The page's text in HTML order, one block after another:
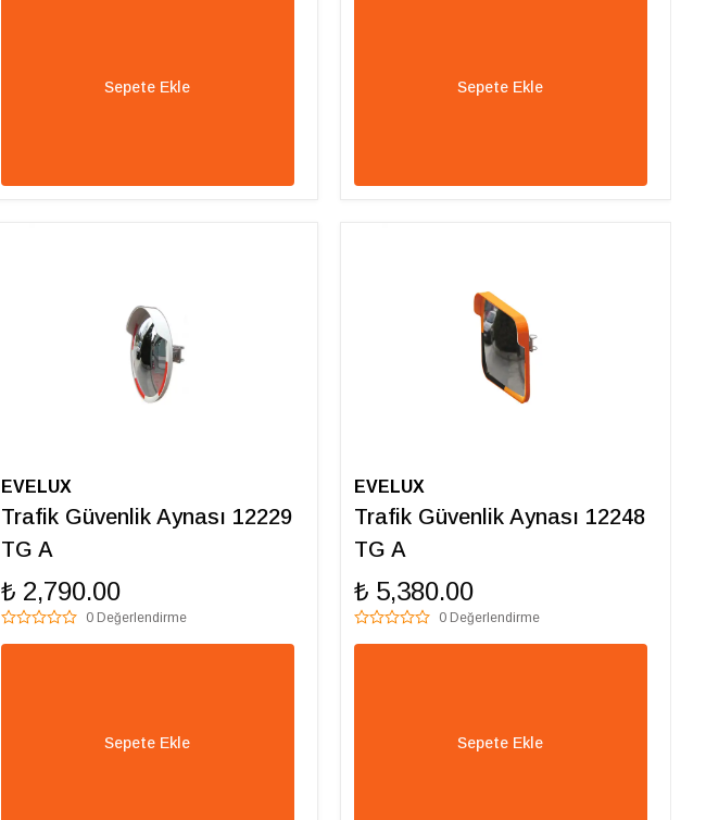
Sepete Ekle Sepete Ekle
EVELUX
Trafik Güvenlik Aynası 12229
TG A
₺ 2,790.00
0 Değerlendirme
Sepete Ekle
EVELUX
Trafik Güvenlik Aynası 12248
TG A
₺ 5,380.00
0 Değerlendirme
Sepete Ekle